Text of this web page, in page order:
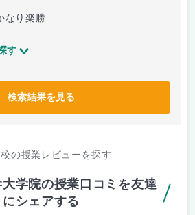
なり楽勝
す
検索結果を見る
の授業レビューを探す
学院の授業口コミを友達
にシェアする